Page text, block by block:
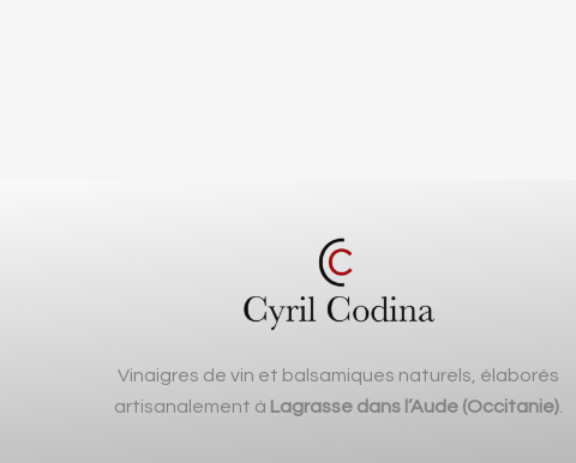
Vinaigres de vin et balsamiques naturels, élaborés
artisanalement à Lagrasse dans l’Aude (Occitanie)